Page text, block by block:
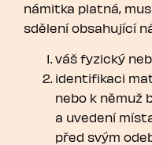
námitka platná,
sdělení obsahující
váš fyzický
identifikaci
nebo k němuž
a uvedení
před svým